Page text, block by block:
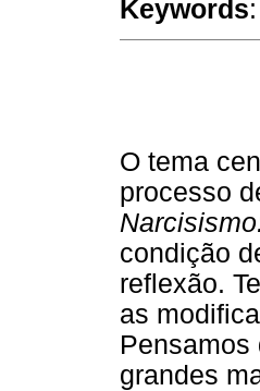
Keywords
O tema
processo
condição
reflexão.
as
Pensamos
grandes